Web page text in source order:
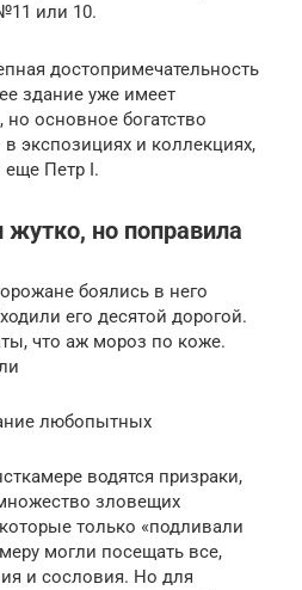
или 10.
достопримечательность
здание уже имеет
но основное богатство
экспозициях и коллекциях,
еще Петр I.
но поправила
боялись в него
его десятой дорогой.
что аж мороз по коже.
любопытных
водятся призраки,
зловещих
только «подливали
могли посещать все,
и сословия. Но для